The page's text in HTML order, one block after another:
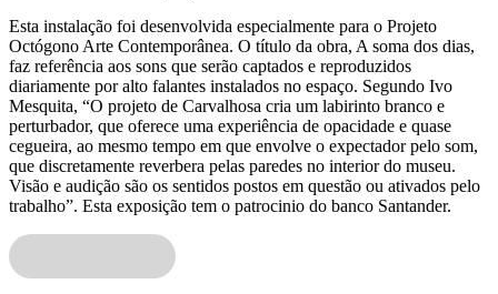
Esta instalação foi desenvolvida especialmente para o Projeto
Octógono Arte Contemporânea. O título da obra, A soma dos dias,
faz referência aos sons que serão captados e reproduzidos
diariamente por alto falantes instalados no espaço. Segundo Ivo
Mesquita, “O projeto de Carvalhosa cria um labirinto branco e
perturbador, que oferece uma experiência de opacidade e quase
cegueira, ao mesmo tempo em que envolve o expectador pelo som,
que discretamente reverbera pelas paredes no interior do museu.
Visão e audição são os sentidos postos em questão ou ativados pelo
trabalho”. Esta exposição tem o patrocinio do banco Santander.